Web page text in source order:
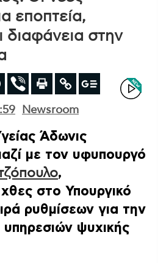
εποπτεία,
διαφάνεια στην
Newsroom
Άδωνις
με τον υφυπουργό
,
στο Υπουργικό
ρυθμίσεων για την
ψυχικής